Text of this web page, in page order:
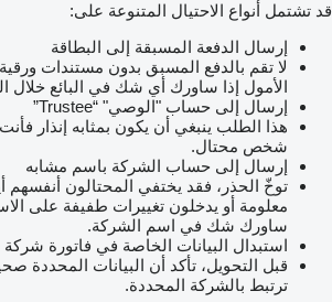
قد تشتمل أنواع الاحتيال المتنوعة على:
إرسال الدفعة المسبقة إلى البطاقة
لا تقم بالدفع المسبق بدون مستندات
الأمول إذا ساورك أي شك في البائع خلال
إرسال إلى حساب "الوصي" “Trustee”
هذا الطلب ينبغي أن يكون بمثابه إنذار
شخص محتال.
إرسال إلى حساب الشركة باسم مشابه
توخّ الحذر، فقد يختفي المحتالون
معلومة أو يدخلون تغييرات طفيفة على
ساورك شك في اسم الشركة.
استبدال البيانات الخاصة في فاتورة شركة
قبل التحويل، تأكد أن البيانات المحددة
ترتبط بالشركة المحددة.